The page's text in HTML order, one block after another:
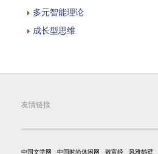
多元智能理论
成长型思维
友情链接
中国文学网 中国时尚休闲网 致富经 风雅鹤壁